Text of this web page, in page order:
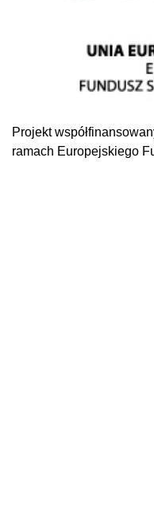
Projekt
ramach Europejskiego